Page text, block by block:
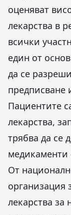
оценяват
лекарства в
всички
един от
да се
предписване
Пациентите
лекарства,
трябва да се
медикаменти
От
организация
лекарства за